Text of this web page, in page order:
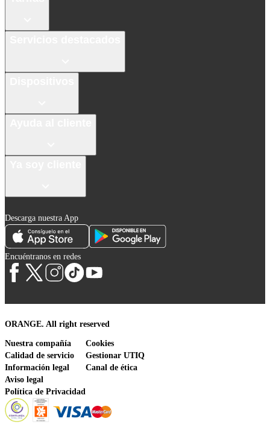
Descarga nuestra App
Encuéntranos en redes
ORANGE. All right reserved
Nuestra compañía
Calidad de servicio
Información legal
Aviso legal
Política de Privacidad
Cookies
Gestionar UTIQ
Canal de ética